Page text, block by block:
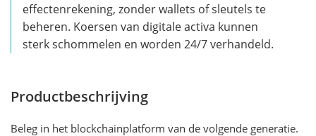
effectenrekening, zonder wallets of sleutels te
beheren. Koersen van digitale activa kunnen
sterk schommelen en worden 24/7 verhandeld.
Productbeschrijving
Beleg in het blockchainplatform van de volgende generatie.